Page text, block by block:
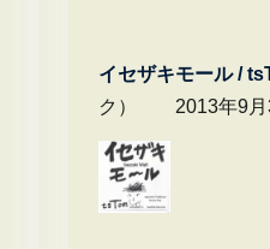
イセザキモール /
ク） 2013年9月